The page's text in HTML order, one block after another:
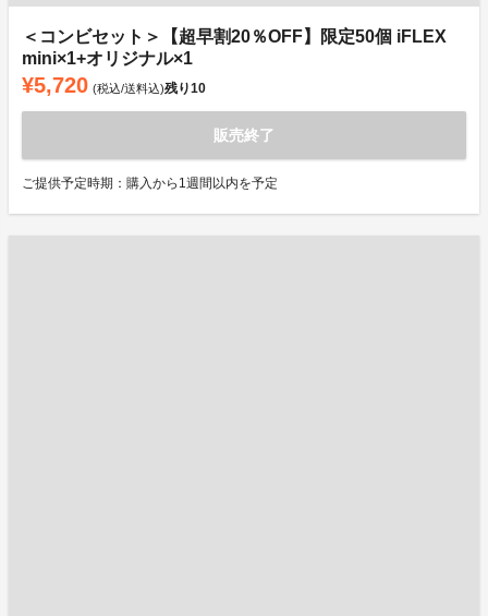
＜コンビセット＞【超早割20％OFF】限定50個 iFLEX
mini×1+オリジナル×1
¥5,720 (税込/送料込)残り10
販売終了
ご提供予定時期：購入から1週間以内を予定